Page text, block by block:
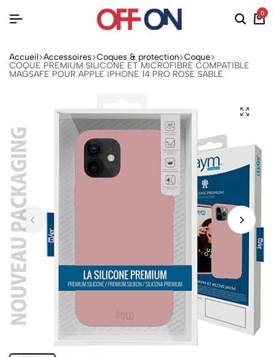
0
Accueil Accessoires Coques & protection Coque
COQUE PREMIUM SILICONE ET MICROFIBRE COMPATIBLE
MAGSAFE POUR APPLE IPHONE 14 PRO ROSE SABLE